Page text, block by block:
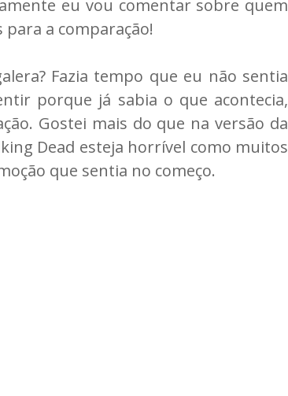
eu vou comentar sobre quem
a comparação!
Fazia tempo que eu não sentia
porque já sabia o que acontecia,
Gostei mais do que na versão da
Dead esteja horrível como muitos
que sentia no começo.